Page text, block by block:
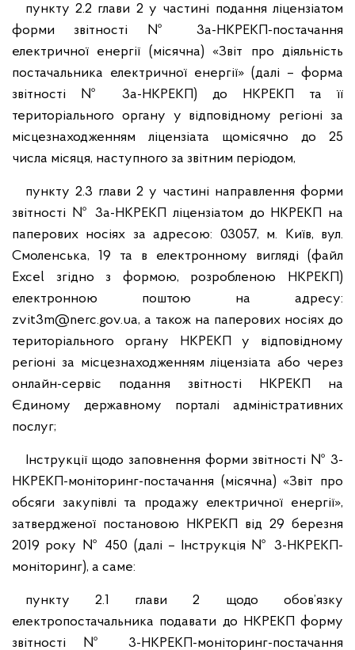
пункту 2.2 глави 2 у частині подання ліцензіатом
форми звітності № 3а-НКРЕКП-постачання
електричної енергії (місячна) «Звіт про діяльність
постачальника електричної енергії» (далі – форма
звітності № 3а-НКРЕКП) до НКРЕКП та її
територіального органу у відповідному регіоні за
місцезнаходженням ліцензіата щомісячно до 25
числа місяця, наступного за звітним періодом,
пункту 2.3 глави 2 у частині направлення форми
звітності № 3а-НКРЕКП ліцензіатом до НКРЕКП на
паперових носіях за адресою: 03057, м. Київ, вул.
Смоленська, 19 та в електронному вигляді (файл
Excel згідно з формою, розробленою НКРЕКП)
електронною поштою на адресу:
zvit3m@nerc.gov.ua, а також на паперових носіях до
територіального органу НКРЕКП у відповідному
регіоні за місцезнаходженням ліцензіата або через
онлайн-сервіс подання звітності НКРЕКП на
Єдиному державному порталі адміністративних
послуг;
Інструкції щодо заповнення форми звітності № 3-
НКРЕКП-моніторинг-постачання (місячна) «Звіт про
обсяги закупівлі та продажу електричної енергії»,
затвердженої постановою НКРЕКП від 29 березня
2019 року № 450 (далі – Інструкція № 3-НКРЕКП-
моніторинг), а саме:
пункту 2.1 глави 2 щодо обов’язку
електропостачальника подавати до НКРЕКП форму
звітності № 3-НКРЕКП-моніторинг-постачання